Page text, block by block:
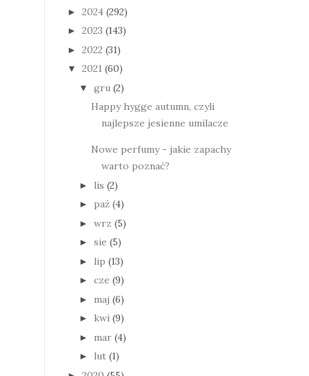
► 2024 (292)
► 2023 (143)
► 2022 (31)
▼ 2021 (60)
▼ gru (2)
Happy hygge autumn, czyli
najlepsze jesienne umilacze
Nowe perfumy - jakie zapachy
warto poznać?
► lis (2)
► paź (4)
► wrz (5)
► sie (5)
► lip (13)
► cze (9)
► maj (6)
► kwi (9)
► mar (4)
► lut (1)